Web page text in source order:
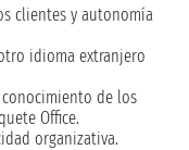
clientes y autonomía
idioma extranjero
de los
Office.
organizativa.